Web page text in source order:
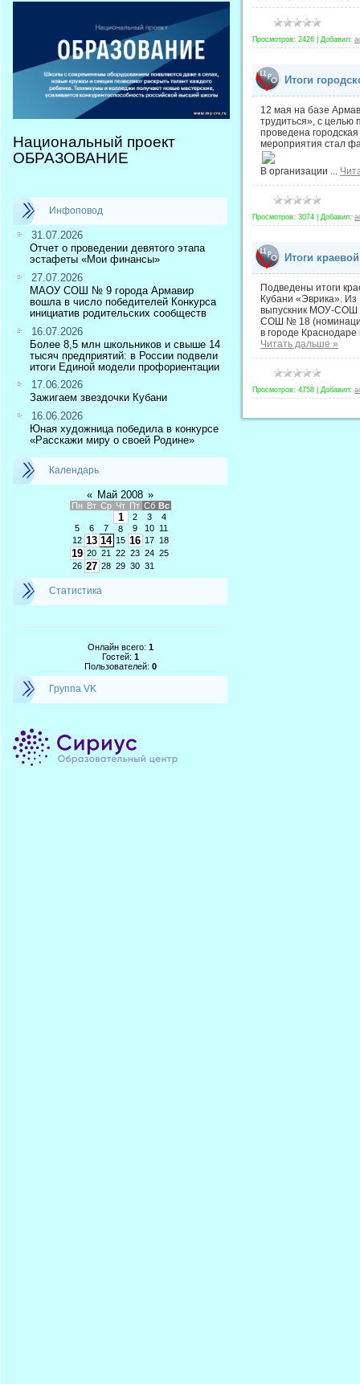
Национальный проект
ОБРАЗОВАНИЕ
Инфоповод
31.07.2026
Отчет о проведении девятого этапа
эстафеты «Мои финансы»
27.07.2026
МАОУ СОШ № 9 города Армавир
вошла в число победителей Конкурса
инициатив родительских сообществ
16.07.2026
Более 8,5 млн школьников и свыше 14
тысяч предприятий: в России подвели
итоги Единой модели профориентации
17.06.2026
Зажигаем звездочки Кубани
16.06.2026
Юная художница победила в конкурсе
«Расскажи миру о своей Родине»
Календарь
« Май 2008 »
Пн Вт Ср Чт Пт Сб Вс
1 2 3
4
5
6 7 8 9 10
11
12 13 14 15 16 17 18
19 20 21 22 23 24 25
26 27 28 29 30 31
Статистика
Онлайн всего: 1
Гостей: 1
Пользователей: 0
Группа VK
Просмотров: 2426 Добавил:
Итоги
12 мая на базе
трудиться», с целью
проведена
мероприятия стал
В организации ...
Просмотров: 3074 Добавил:
Итоги
Подведены итоги
Кубани «Эврика». Из
выпускник МОУ-СОШ
СОШ № 18 (номинация
в городе
Читать дальше »
Просмотров: 4758 Добавил: